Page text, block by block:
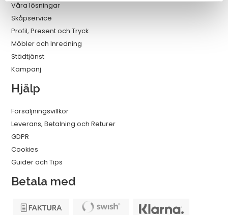
Våra lösningar
Skåpservice
Profil, Present och Tryck
Möbler och Inredning
Städtjänst
Kampanj
Hjälp
Försäljningsvillkor
Leverans, Betalning och Returer
GDPR
Cookies
Guider och Tips
Betala med